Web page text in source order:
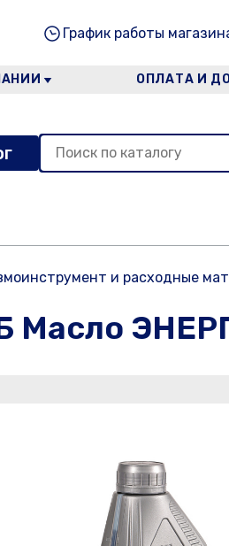
График работы
ОПЛАТА И
и расходные
Масло